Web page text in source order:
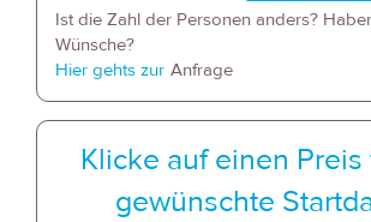
Ist die Zahl der Personen anders?
Wünsche?
Hier gehts zur Anfrage
Klicke auf einen Preis
gewünschte